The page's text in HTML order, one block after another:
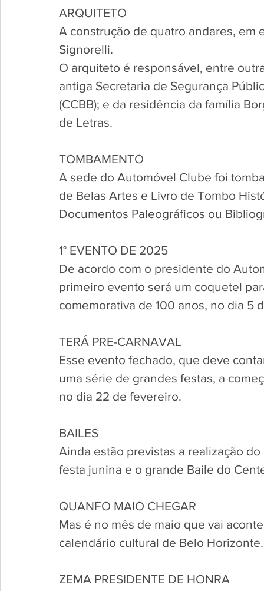
ARQUITETO
A construção de quatro andares,
Signorelli.
O arquiteto é responsável, entre
antiga Secretaria de Segurança
(CCBB); e da residência da família
de Letras.
TOMBAMENTO
A sede do Automóvel Clube foi
de Belas Artes e Livro de Tombo
Documentos Paleográficos ou
1° EVENTO DE 2025
De acordo com o presidente do
primeiro evento será um coquetel
comemorativa de 100 anos, no dia 5
TERÁ PRE-CARNAVAL
Esse evento fechado, que deve
uma série de grandes festas, a
no dia 22 de fevereiro.
BAILES
Ainda estão previstas a realização
festa junina e o grande Baile do
QUANFO MAIO CHEGAR
Mas é no mês de maio que vai
calendário cultural de Belo Horizonte.
ZEMA PRESIDENTE DE HONRA